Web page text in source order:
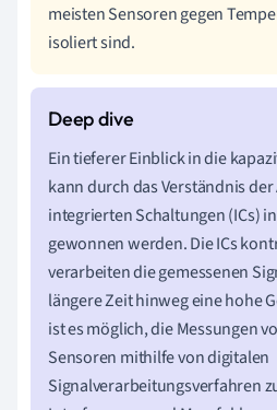
meisten Sensoren gegen
isoliert sind.
Ein tieferer Einblick in die
kann durch das Verständnis
integrierten Schaltungen (ICs)
gewonnen werden. Die ICs
verarbeiten die gemessenen
längere Zeit hinweg eine hohe
ist es möglich, die Messungen
Sensoren mithilfe von digitalen
Signalverarbeitungsverfahren